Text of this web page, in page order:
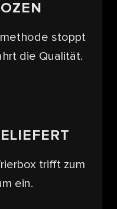
stoppt
die Qualität.
trifft zum
ein.